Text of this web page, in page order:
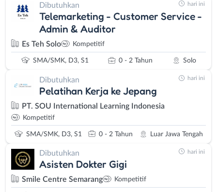
Dibutuhkan
Telemarketing - Customer Service -
Admin & Auditor
Es Teh Solo Kompetitif
SMA/SMK, D3, S1 0 - 2 Tahun Solo
hari ini
Dibutuhkan
Pelatihan Kerja ke Jepang
PT. SOU International Learning Indonesia
Kompetitif
SMA/SMK, D3, S1 0 - 2 Tahun Luar Jawa Tengah
hari ini
Dibutuhkan
Asisten Dokter Gigi
Smile Centre Semarang Kompetitif
hari ini